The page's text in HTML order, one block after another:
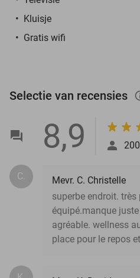
Kluisje
Gratis wifi
Selectie van recensies
8,9 200
C.
Mevr. C. Christelle
superbe endroit. très
équipé.manque
agréable. wellness
place pour le repos